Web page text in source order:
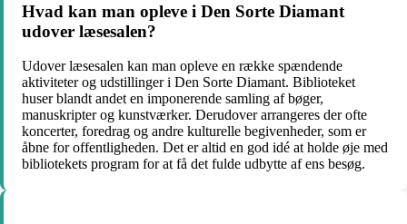
Hvad kan man opleve i Den Sorte Diamant
udover læsesalen?
Udover læsesalen kan man opleve en række spændende
aktiviteter og udstillinger i Den Sorte Diamant. Biblioteket
huser blandt andet en imponerende samling af bøger,
manuskripter og kunstværker. Derudover arrangeres der ofte
koncerter, foredrag og andre kulturelle begivenheder, som er
åbne for offentligheden. Det er altid en god idé at holde øje med
bibliotekets program for at få det fulde udbytte af ens besøg.